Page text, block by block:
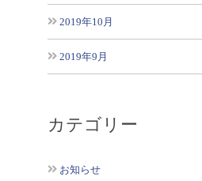
2019年10月
2019年9月
カテゴリー
お知らせ